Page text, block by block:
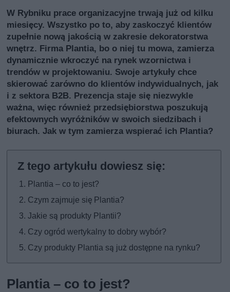
W Rybniku prace organizacyjne trwają już od kilku
miesięcy. Wszystko po to, aby zaskoczyć klientów
zupełnie nową jakością w zakresie dekoratorstwa
wnętrz. Firma Plantia, bo o niej tu mowa, zamierza
dynamicznie wkroczyć na rynek wzornictwa i
trendów w projektowaniu. Swoje artykuły chce
skierować zarówno do klientów indywidualnych, jak
i z sektora B2B. Prezencja staje się niezwykle
ważna, więc również przedsiębiorstwa poszukują
efektownych wyróżników w swoich siedzibach i
biurach. Jak w tym zamierza wspierać ich Plantia?
Plantia – co to jest?
Czym zajmuje się Plantia?
Jakie są produkty Plantii?
Czy ogród wertykalny to dobry wybór?
Czy produkty Plantia są już dostępne na rynku?
Plantia – co to jest?